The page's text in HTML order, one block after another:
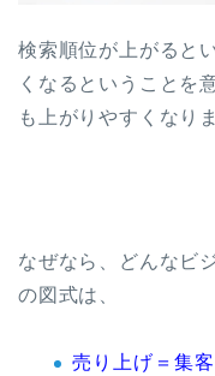
検索順位が上がると
くなるということを
も上がりやすくなり
なぜなら、どんなビ
の図式は、
売り上げ＝集